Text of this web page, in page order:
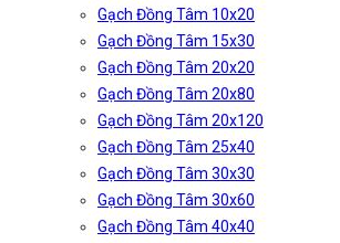
Gạch Đồng Tâm 10x20
Gạch Đồng Tâm 15x30
Gạch Đồng Tâm 20x20
Gạch Đồng Tâm 20x80
Gạch Đồng Tâm 20x120
Gạch Đồng Tâm 25x40
Gạch Đồng Tâm 30x30
Gạch Đồng Tâm 30x60
Gạch Đồng Tâm 40x40